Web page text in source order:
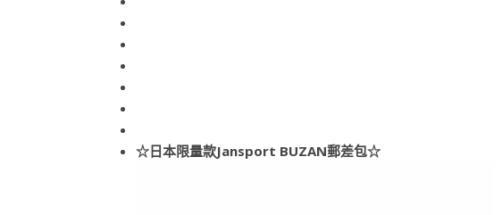
☆日本限量款Jansport BUZAN郵差包☆